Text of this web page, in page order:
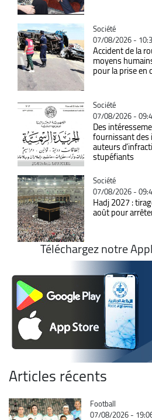
Catégorie
Société
07/08/2026 -
Accident de la
moyens
pour la prise en
Catégorie
Société
07/08/2026 -
Des
fournissant
auteurs
stupéfiants
Catégorie
Société
07/08/2026 -
Hadj 2027 :
août pour
Téléchargez notre
Articles récents
Catégorie
Football
07/08/2026 -